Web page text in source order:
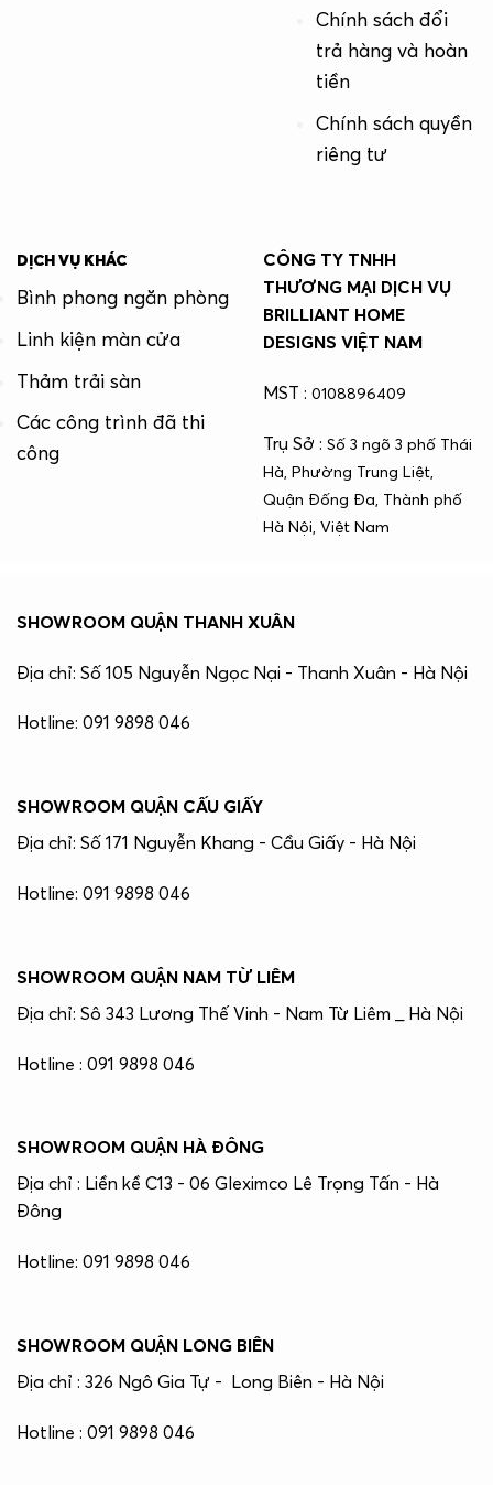
Chính sách đổi
trả hàng và hoàn
tiền
Chính sách quyền
riêng tư
DỊCH VỤ KHÁC
Bình phong ngăn phòng
Linh kiện màn cửa
Thảm trải sàn
Các công trình đã thi
công
CÔNG TY TNHH
THƯƠNG MẠI DỊCH VỤ
BRILLIANT HOME
DESIGNS VIỆT NAM
MST : 0108896409
Trụ Sở : Số 3 ngõ 3 phố Thái
Hà, Phường Trung Liệt,
Quận Đống Đa, Thành phố
Hà Nội, Việt Nam
SHOWROOM QUẬN THANH XUÂN
Địa chỉ: Số 105 Nguyễn Ngọc Nại - Thanh Xuân - Hà Nội
Hotline: 091 9898 046
SHOWROOM QUẬN CẤU GIẤY
Địa chỉ: Số 171 Nguyễn Khang - Cầu Giấy - Hà Nội
Hotline: 091 9898 046
SHOWROOM QUẬN NAM TỪ LIÊM
Địa chỉ: Sô 343 Lương Thế Vinh - Nam Từ Liêm _ Hà Nội
Hotline : 091 9898 046
SHOWROOM QUẬN HÀ ĐÔNG
Địa chỉ : Liền kề C13 - 06 Gleximco Lê Trọng Tấn - Hà
Đông
Hotline: 091 9898 046
SHOWROOM QUẬN LONG BIÊN
Địa chỉ : 326 Ngô Gia Tự - Long Biên - Hà Nội
Hotline : 091 9898 046